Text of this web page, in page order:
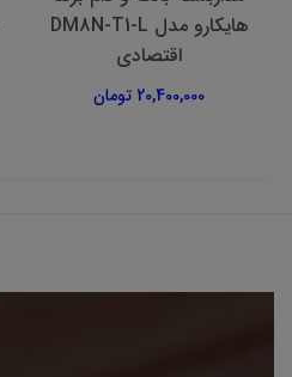
هایکارو مدل DM8N-T1-L
اقتصادی
20,400,000 تومان